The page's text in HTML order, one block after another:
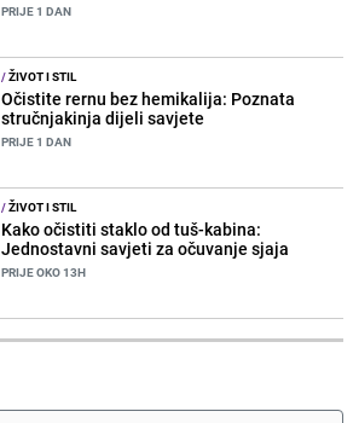
PRIJE 1 DAN
/ŽIVOT I STIL
Očistite rernu bez hemikalija: Poznata
stručnjakinja dijeli savjete
PRIJE 1 DAN
/ŽIVOT I STIL
Kako očistiti staklo od tuš-kabina:
Jednostavni savjeti za očuvanje sjaja
PRIJE OKO 13H